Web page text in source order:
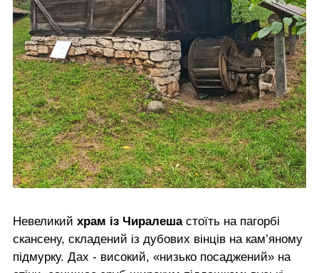
Невеликий храм із Чиралешастоїть на пагорбі
скансену, складений із дубових вінців на кам’яному
підмурку. Дах - високий, «низько посаджений» на